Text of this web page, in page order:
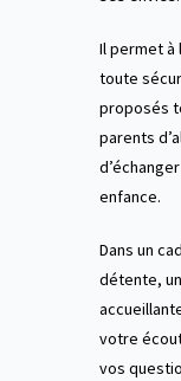
Il permet à
toute
proposés
parents
enfance.
Dans un
détente,
votre
vos